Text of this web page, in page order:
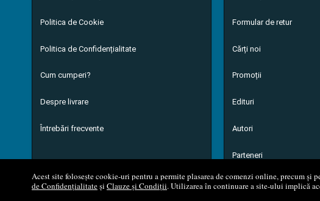
Acest site folosește cookie-uri pentru a permite plasarea de comenzi online, precum
de Confidențialitateși Clauze și Condiții. Utilizarea în continuare a site-ului implică
Politica de Cookie
Politica de Confidențialitate
Cum cumperi?
Despre livrare
Întrebări frecvente
Formular de retur
Cărți noi
Promoții
Edituri
Autori
Parteneri
© 2008 - 2026